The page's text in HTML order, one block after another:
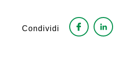
Condividi